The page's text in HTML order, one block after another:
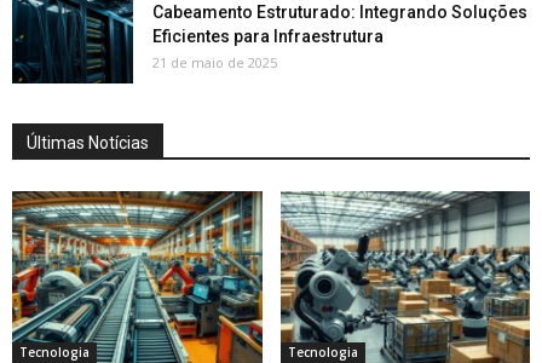
Cabeamento Estruturado: Integrando Soluções
Eficientes para Infraestrutura
21 de maio de 2025
Últimas Notícias
Tecnologia Tecnologia